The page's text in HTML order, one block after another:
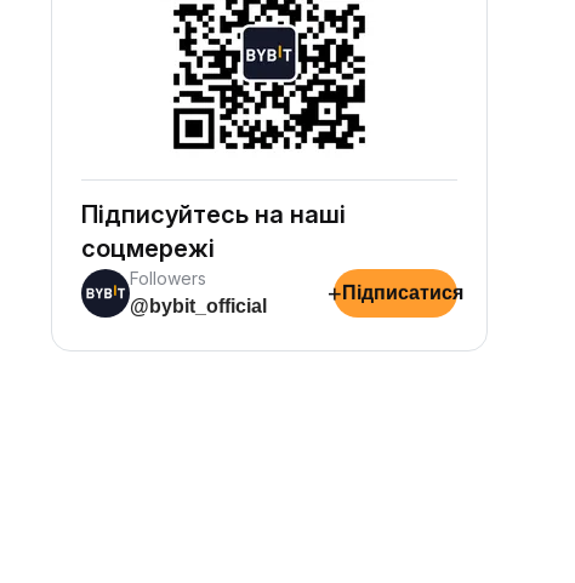
Підписуйтесь на наші
соцмережі
Followers
@bybit_official
+ Підписатися